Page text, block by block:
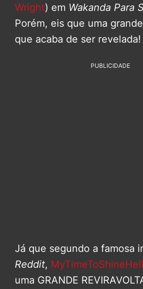
Wright) em Wakanda Para
Porém, eis que uma
que acaba de ser revelada!
PUBLICIDADE
Já que segundo a famosa
Reddit,
uma GRANDE